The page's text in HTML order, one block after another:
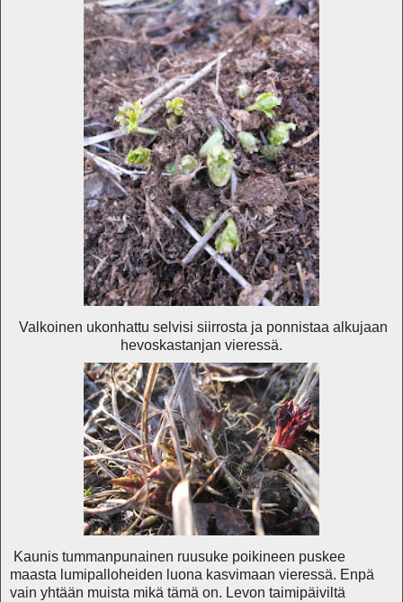
Valkoinen ukonhattu selvisi siirrosta ja ponnistaa alkujaan
hevoskastanjan vieressä.
Kaunis tummanpunainen ruusuke poikineen puskee
maasta lumipalloheiden luona kasvimaan vieressä. Enpä
vain yhtään muista mikä tämä on. Levon taimipäiviltä